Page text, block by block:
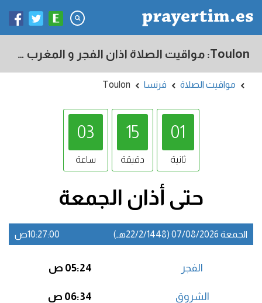
Toulon: مواقيت الصلاة اذان الفجر و المغرب في اليوم - فرنسا
مواقيت الصلاة فرنسا Toulon
03
ساعة
15
دقيقة
00
ثانية
حتى أذان الجمعة
الجمعة 07/08/2026 (22/2/1448هـ) 10:27:00ص
الفجر 05:24 ص
الشروق 06:34 ص